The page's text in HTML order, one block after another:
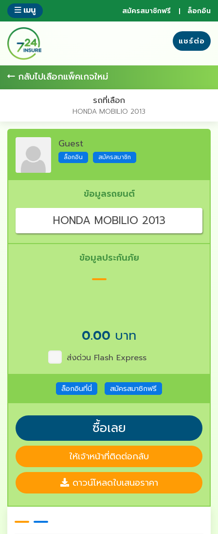
ข้าม
ส่วน
ของ
ข้อมูล
เมนู สมัครสมาชิกฟรี ล็อกอิน
แชร์ต่อ
กลับไปเลือกแพ็คเกจใหม่
รถที่เลือก
HONDA MOBILIO 2013
Guest
ล็อกอิน สมัครสมาชิก
ข้อมูลรถยนต์
HONDA MOBILIO 2013
ข้อมูลประกันภัย
0.00 บาท
ส่งด่วน Flash Express
ล็อกอินที่นี่ สมัครสมาชิกฟรี
ซื้อเลย
ให้เจ้าหน้าที่ติดต่อกลับ
ดาวน์โหลดใบเสนอราคา